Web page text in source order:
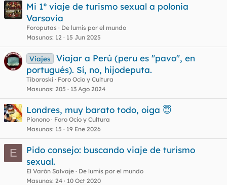
Mi 1º viaje de turismo sexual a polonia
Varsovia
Foroputas
De lumis por el mundo
Masunos 12 15 Jun 2025
Viajes
Viajar a Perú (peru es "pavo", en
portugués). Sí, no, hijodeputa.
Tiboroski
Foro Ocio y Cultura
Masunos 205 13 Ago 2024
Londres, muy barato todo, oiga 😇
Pionono
Foro Ocio y Cultura
Masunos 15 19 Ene 2026
E
Pido consejo: buscando viaje de turismo
sexual.
El Varón Salvaje
De lumis por el mundo
Masunos 24 10 Oct 2020